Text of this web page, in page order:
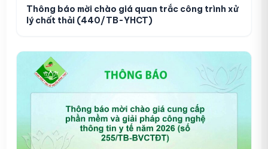
Thông báo mời chào giá quan trắc công trình xử
lý chất thải (440/TB-YHCT)